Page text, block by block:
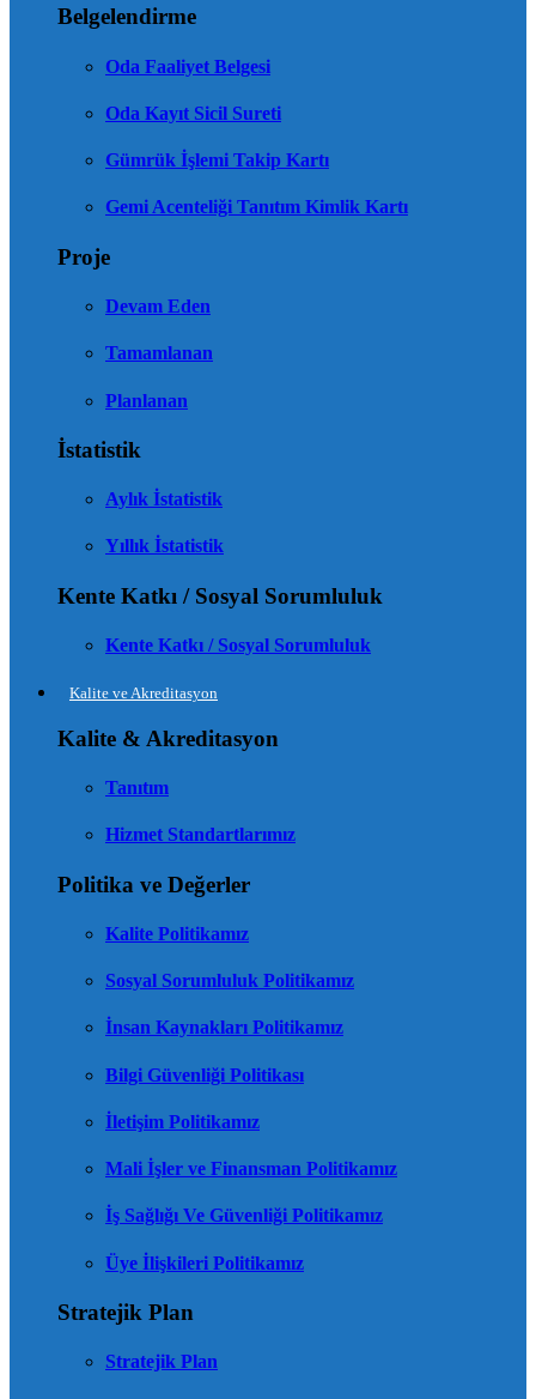
Belgelendirme
Oda Faaliyet Belgesi
Oda Kayıt Sicil Sureti
Gümrük İşlemi Takip Kartı
Gemi Acenteliği Tanıtım Kimlik Kartı
Proje
Devam Eden
Tamamlanan
Planlanan
İstatistik
Aylık İstatistik
Yıllık İstatistik
Kente Katkı / Sosyal Sorumluluk
Kente Katkı / Sosyal Sorumluluk
Kalite ve Akreditasyon
Kalite & Akreditasyon
Tanıtım
Hizmet Standartlarımız
Politika ve Değerler
Kalite Politikamız
Sosyal Sorumluluk Politikamız
İnsan Kaynakları Politikamız
Bilgi Güvenliği Politikası
İletişim Politikamız
Mali İşler ve Finansman Politikamız
İş Sağlığı Ve Güvenliği Politikamız
Üye İlişkileri Politikamız
Stratejik Plan
Stratejik Plan